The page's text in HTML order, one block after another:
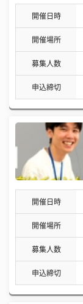
開催日時
開催場所
募集人数
申込締切
開催日時
開催場所
募集人数
申込締切